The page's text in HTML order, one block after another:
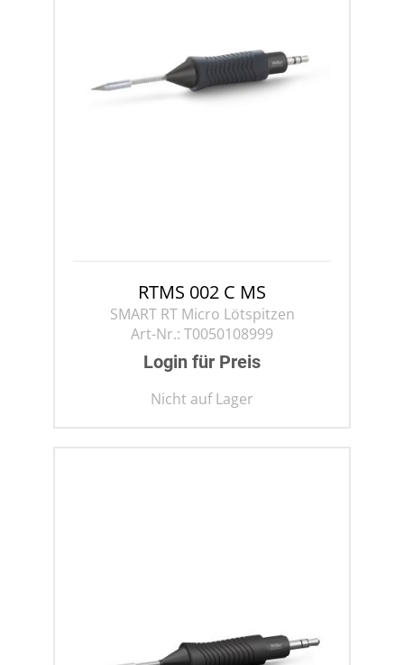
RTMS 002 C MS
SMART RT Micro Lötspitzen
Art-Nr.: T0050108999
Login für Preis
Nicht auf Lager